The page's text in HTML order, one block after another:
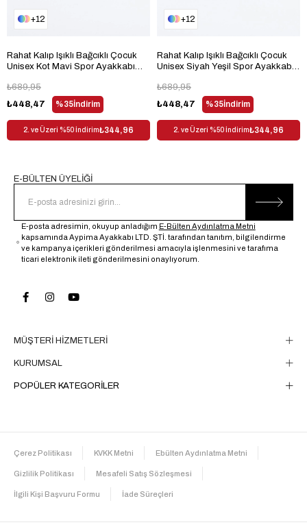
Dış Materyal
Sezon Her Sezon
Cinsiyet
12
Rahat Kalıp Işıklı Bağcıklı Çocuk
Unisex Kot Mavi Spor Ayakkabı
%35İndirim
₺448,47
₺689,95
2. ve Üzeri %50 İndirim₺344,96
12
Rahat Kalıp Işıklı Bağcıklı Çocuk
Unisex Siyah Yeşil Spor Ayakkabı
%35İndirim
₺448,47
₺689,95
2. ve Üzeri %50 İndirim₺344,96
MÜŞTERİ HİZMETLERİ
KURUMSAL
POPÜLER KATEGORİLER
E-BÜLTEN ÜYELİĞİ
E-posta adresimin, okuyup anladığım E-Bülten Aydınlatma Metni
kapsamında Aypima Ayakkabı LTD. ŞTİ. tarafından tanıtım, bilgilendirme
ve kampanya içerikleri gönderilmesi amacıyla işlenmesini ve tarafıma
ticari elektronik ileti gönderilmesini onaylıyorum.
Çerez Politikası KVKK Metni Ebülten Aydınlatma Metni
Gizlilik Politikası Mesafeli Satış Sözleşmesi
İlgili Kişi Başvuru Formu İade Süreçleri